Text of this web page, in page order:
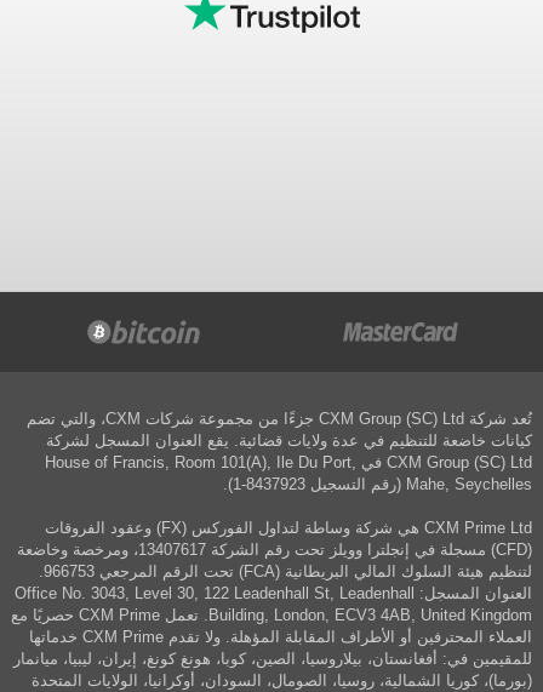
تُعد شركة CXM Group (SC) Ltd جزءًا من مجموعة شركات CXM، والتي تضم
كيانات خاضعة للتنظيم في عدة ولايات قضائية. يقع العنوان المسجل لشركة
CXM Group (SC) Ltd في House of Francis, Room 101(A), Ile Du Port,
Mahe, Seychelles (رقم التسجيل 8437923-1).
CXM Prime Ltd هي شركة وساطة لتداول الفوركس (FX) وعقود الفروقات
(CFD) مسجلة في إنجلترا وويلز تحت رقم الشركة 13407617، ومرخصة وخاضعة
لتنظيم هيئة السلوك المالي البريطانية (FCA) تحت الرقم المرجعي 966753.
العنوان المسجل: Office No. 3043, Level 30, 122 Leadenhall St, Leadenhall
Building, London, ECV3 4AB, United Kingdom. تعمل CXM Prime حصريًا مع
العملاء المحترفين أو الأطراف المقابلة المؤهلة. ولا تقدم CXM Prime خدماتها
للمقيمين في: أفغانستان، بيلاروسيا، الصين، كوبا، هونغ كونغ، إيران، ليبيا، ميانمار
(بورما)، كوريا الشمالية، روسيا، الصومال، السودان، أوكرانيا، الولايات المتحدة